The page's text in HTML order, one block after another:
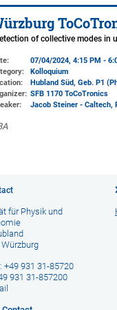
of collective modes in
07/04/2024, 4:15 PM -
Kolloquium
Hubland Süd, Geb. P1
SFB 1170 ToCoTronics
Jacob Steiner - Caltech,
für Physik und
+49 931 31-85720
931 31-857200